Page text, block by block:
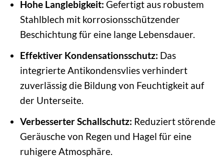
Hohe Langlebigkeit: Gefertigt aus robustem
Stahlblech mit korrosionsschützender
Beschichtung für eine lange Lebensdauer.
Effektiver Kondensationsschutz: Das
integrierte Antikondensvlies verhindert
zuverlässig die Bildung von Feuchtigkeit auf
der Unterseite.
Verbesserter Schallschutz: Reduziert störende
Geräusche von Regen und Hagel für eine
ruhigere Atmosphäre.